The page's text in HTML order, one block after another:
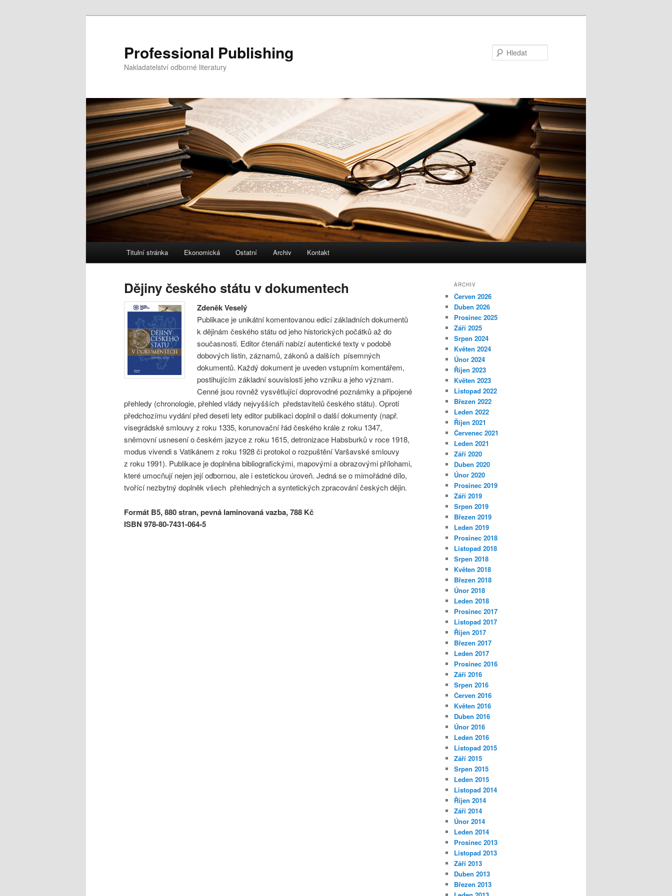
Professional Publishing
Nakladatelství odborné literatury
Přejít k hlavnímu obsahu webu
Přejít k obsahu postranního panelu
Titulní stránka Ekonomická Ostatní Archiv Kontakt
Dějiny českého státu v dokumentech
Zdeněk Veselý
Publikace je unikátní komentovanou edicí základních dokumentů
k dějinám českého státu od jeho historických počátků až do
současnosti. Editor čtenáři nabízí autentické texty v podobě
dobových listin, záznamů, zákonů a dalších písemných
dokumentů. Každý dokument je uveden vstupním komentářem,
postihujícím základní souvislosti jeho vzniku a jeho význam.
Cenné jsou rovněž vysvětlující doprovodné poznámky a připojené
přehledy (chronologie, přehled vlády nejvyšších představitelů českého státu). Oproti
předchozímu vydání před deseti lety editor publikaci doplnil o další dokumenty (např.
visegrádské smlouvy z roku 1335, korunovační řád českého krále z roku 1347,
sněmovní usnesení o českém jazyce z roku 1615, detronizace Habsburků v roce 1918,
modus vivendi s Vatikánem z roku 1928 či protokol o rozpuštění Varšavské smlouvy
z roku 1991). Publikace je doplněna bibliografickými, mapovými a obrazovými přílohami,
které umocňují nejen její odbornou, ale i estetickou úroveň. Jedná se o mimořádné dílo,
tvořící nezbytný doplněk všech přehledných a syntetických zpracování českých dějin.
Formát B5, 880 stran, pevná laminovaná vazba, 788 Kč
ISBN 978-80-7431-064-5
ARCHIV
Červen 2026
Duben 2026
Prosinec 2025
Září 2025
Srpen 2024
Květen 2024
Únor 2024
Říjen 2023
Květen 2023
Listopad 2022
Březen 2022
Leden 2022
Říjen 2021
Červenec 2021
Leden 2021
Září 2020
Duben 2020
Únor 2020
Prosinec 2019
Září 2019
Srpen 2019
Březen 2019
Leden 2019
Prosinec 2018
Listopad 2018
Srpen 2018
Květen 2018
Březen 2018
Únor 2018
Leden 2018
Prosinec 2017
Listopad 2017
Říjen 2017
Březen 2017
Leden 2017
Prosinec 2016
Září 2016
Srpen 2016
Červen 2016
Květen 2016
Duben 2016
Únor 2016
Leden 2016
Listopad 2015
Září 2015
Srpen 2015
Leden 2015
Listopad 2014
Říjen 2014
Září 2014
Únor 2014
Leden 2014
Prosinec 2013
Listopad 2013
Září 2013
Duben 2013
Březen 2013